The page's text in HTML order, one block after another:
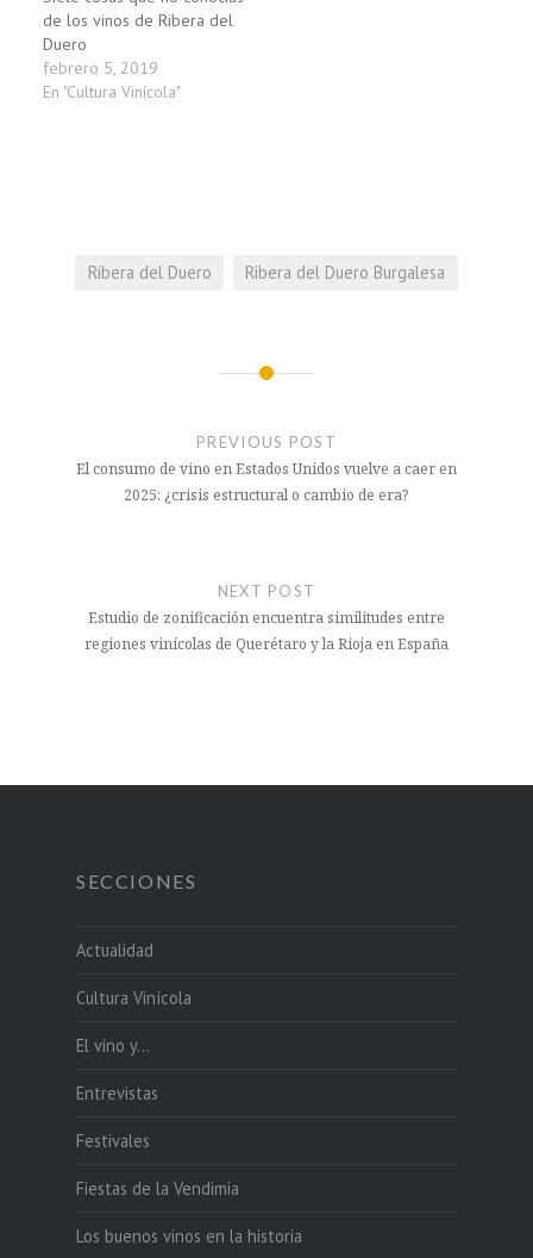
de los vinos de Ribera del
Duero
febrero 5, 2019
En "Cultura Vinícola"
Ribera del Duero Ribera del Duero Burgalesa
entradas
PREVIOUS POST
El consumo de vino en Estados Unidos vuelve a caer en
2025: ¿crisis estructural o cambio de era?
NEXT POST
Estudio de zonificación encuentra similitudes entre
regiones vinícolas de Querétaro y la Rioja en España
SECCIONES
Actualidad
Cultura Vinícola
El vino y…
Entrevistas
Festivales
Fiestas de la Vendimia
Los buenos vinos en la historia